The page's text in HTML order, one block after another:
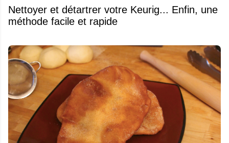
Nettoyer et détartrer votre Keurig... Enfin, une
méthode facile et rapide